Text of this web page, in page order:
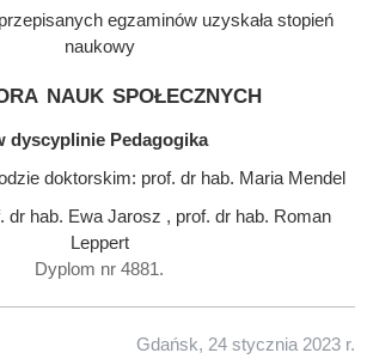
egzaminów uzyskała stopień
naukowy
nauk społecznych
dyscyplinie Pedagogika
doktorskim: prof. dr hab. Maria Mendel
dr hab. Ewa Jarosz , prof. dr hab. Roman
Leppert
Dyplom nr 4881.
Gdańsk, 24 stycznia 2023 r.